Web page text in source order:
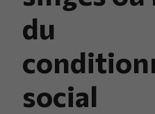
du
social